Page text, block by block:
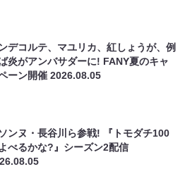
デコルテ、マユリカ、紅しょうが、例
炎がアンバサダーに! FANY夏のキャ
ーン開催2026.08.05
ンヌ・長谷川ら参戦! 『トモダチ100
べるかな?』シーズン2配信